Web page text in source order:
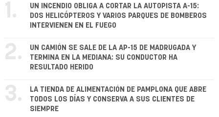
1.
UN INCENDIO OBLIGA A CORTAR LA AUTOPISTA A-15:
DOS HELICÓPTEROS Y VARIOS PARQUES DE BOMBEROS
INTERVIENEN EN EL FUEGO
2.
UN CAMIÓN SE SALE DE LA AP-15 DE MADRUGADA Y
TERMINA EN LA MEDIANA: SU CONDUCTOR HA
RESULTADO HERIDO
3.
LA TIENDA DE ALIMENTACIÓN DE PAMPLONA QUE ABRE
TODOS LOS DÍAS Y CONSERVA A SUS CLIENTES DE
SIEMPRE